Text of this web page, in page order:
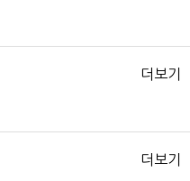
더보기
더보기